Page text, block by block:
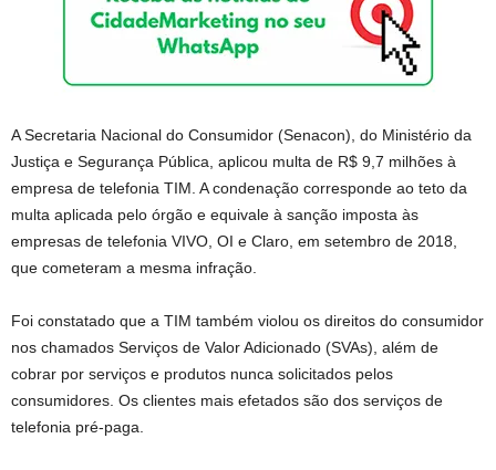
A Secretaria Nacional do Consumidor (Senacon), do Ministério da
Justiça e Segurança Pública, aplicou multa de R$ 9,7 milhões à
empresa de telefonia TIM. A condenação corresponde ao teto da
multa aplicada pelo órgão e equivale à sanção imposta às
empresas de telefonia VIVO, OI e Claro, em setembro de 2018,
que cometeram a mesma infração.
Foi constatado que a TIM também violou os direitos do consumidor
nos chamados Serviços de Valor Adicionado (SVAs), além de
cobrar por serviços e produtos nunca solicitados pelos
consumidores. Os clientes mais efetados são dos serviços de
telefonia pré-paga.